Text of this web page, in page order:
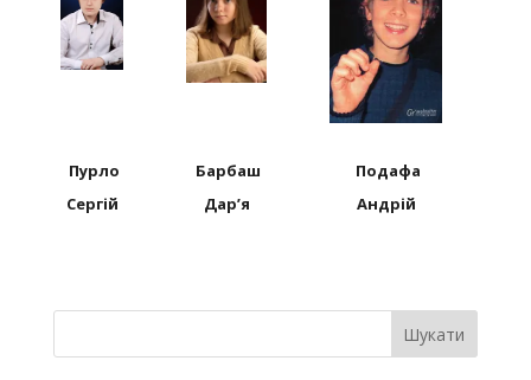
Пурло
Сергій
Барбаш
Дар’я
Подафа
Андрій